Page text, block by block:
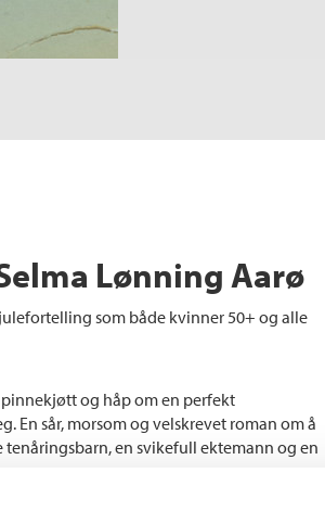
Lønning Aarø
som både kvinner 50+ og alle
og håp om en perfekt
En sår, morsom og velskrevet roman om å
en svikefull ektemann og en